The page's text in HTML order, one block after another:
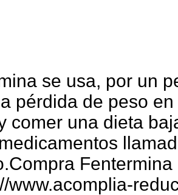
se usa, por un
pérdida de peso
comer una dieta
www.acomplia-